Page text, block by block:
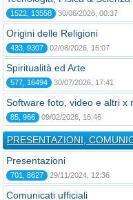
1522, 13558 30/06/2026, 00:37
Origini delle Religioni
433, 9307 02/08/2026, 15:07
Spiritualità ed Arte
577, 16494 30/07/2026, 17:41
Software foto, video e altri x
85, 966 09/02/2026, 16:46
PRESENTAZIONI,
Presentazioni
701, 8627 29/11/2024, 12:36
Comunicati ufficiali